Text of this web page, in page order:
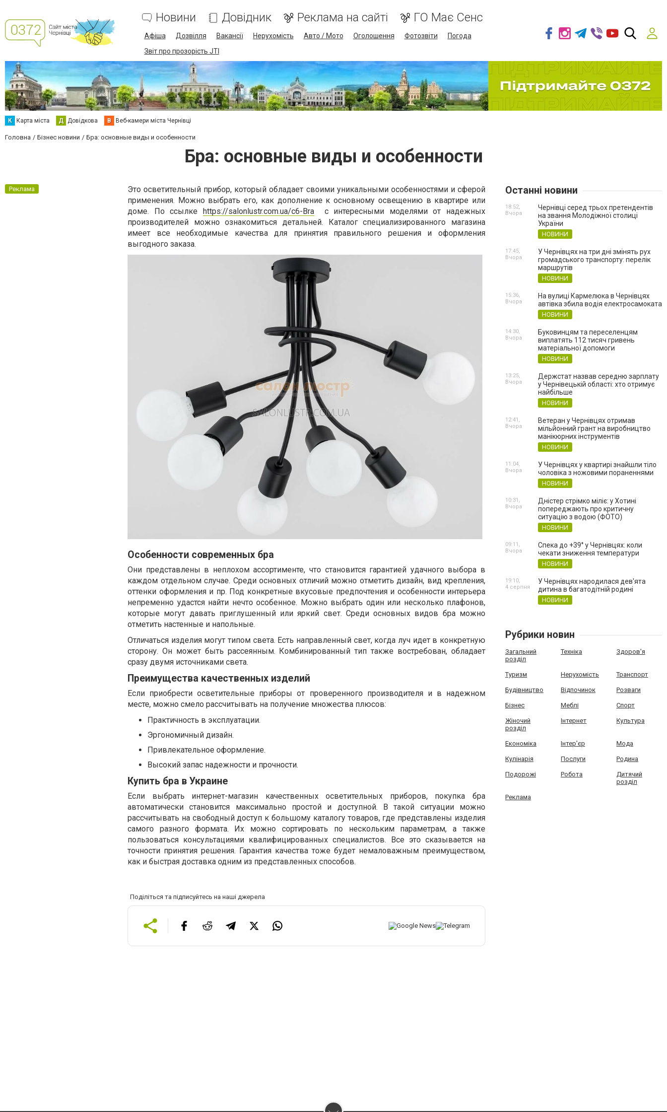
Новини Довідник Реклама на сайті ГО Має Сенс
Афіша Дозвілля Вакансії Нерухомість Авто / Мото Оголошення Фотозвіти
Погода
Звіт про прозорість JTI
К Карта міста Д Довідкова В Веб-камери міста Чернівці
Головна Бізнес новини Бра: основные виды и особенности
Бра: основные виды и особенности
Реклама
Это осветительный прибор, который обладает своими уникальными особенностями и сферой
применения. Можно выбрать его, как дополнение к основному освещению в квартире или
доме. По ссылке https://salonlustr.com.ua/c6-Braс интересными моделями от надежных
производителей можно ознакомиться детальней. Каталог специализированного магазина
имеет все необходимые качества для принятия правильного решения и оформления
выгодного заказа.
Особенности современных бра
Они представлены в неплохом ассортименте, что становится гарантией удачного выбора в
каждом отдельном случае. Среди основных отличий можно отметить дизайн, вид крепления,
оттенки оформления и пр. Под конкретные вкусовые предпочтения и особенности интерьера
непременно удастся найти нечто особенное. Можно выбрать один или несколько плафонов,
которые могут давать приглушенный или яркий свет. Среди основных видов бра можно
отметить настенные и напольные.
Отличаться изделия могут типом света. Есть направленный свет, когда луч идет в конкретную
сторону. Он может быть рассеянным. Комбинированный тип также востребован, обладает
сразу двумя источниками света.
Преимущества качественных изделий
Если приобрести осветительные приборы от проверенного производителя и в надежном
месте, можно смело рассчитывать на получение множества плюсов:
Практичность в эксплуатации.
Эргономичный дизайн.
Привлекательное оформление.
Высокий запас надежности и прочности.
Купить бра в Украине
Если выбрать интернет-магазин качественных осветительных приборов, покупка бра
автоматически становится максимально простой и доступной. В такой ситуации можно
рассчитывать на свободный доступ к большому каталогу товаров, где представлены изделия
самого разного формата. Их можно сортировать по нескольким параметрам, а также
пользоваться консультациями квалифицированных специалистов. Все это сказывается на
точности принятия решения. Гарантия качества тоже будет немаловажным преимуществом,
как и быстрая доставка одним из представленных способов.
Поділіться та підписуйтесь на наші джерела
Останні новини
Чернівці серед трьох претендентів
на звання Молодіжної столиці
України
НОВИНИ
18:52,
Вчора
У Чернівцях на три дні змінять рух
громадського транспорту: перелік
маршрутів
НОВИНИ
17:45,
Вчора
На вулиці Кармелюка в Чернівцях
автівка збила водія електросамоката
НОВИНИ
15:36,
Вчора
Буковинцям та переселенцям
виплатять 112 тисяч гривень
матеріальної допомоги
НОВИНИ
14:30,
Вчора
Держстат назвав середню зарплату
у Чернівецькій області: хто отримує
найбільше
НОВИНИ
13:25,
Вчора
Ветеран у Чернівцях отримав
мільйонний грант на виробництво
манікюрних інструментів
НОВИНИ
12:41,
Вчора
У Чернівцях у квартирі знайшли тіло
чоловіка з ножовими пораненнями
НОВИНИ
11:04,
Вчора
Дністер стрімко міліє: у Хотині
попереджають про критичну
ситуацію з водою (ФОТО)
НОВИНИ
10:31,
Вчора
Спека до +39° у Чернівцях: коли
чекати зниження температури
НОВИНИ
09:11,
Вчора
У Чернівцях народилася дев'ята
дитина в багатодітній родині
НОВИНИ
19:10,
4 серпня
Рубрики новин
Загальний
розділ
Техніка Здоров'я
Туризм Нерухомість Транспорт
Будівництво Відпочинок Розваги
Бізнес Меблі Спорт
Жіночий
розділ
Інтернет Культура
Економіка Інтер'єр Мода
Кулінарія Послуги Родина
Подорожі Робота
Дитячий
розділ
Реклама